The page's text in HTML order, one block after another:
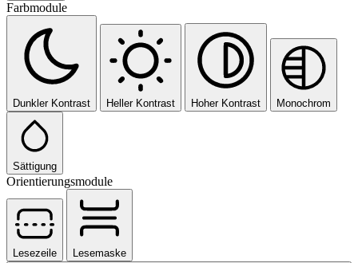
Farbmodule
Dunkler Kontrast Heller Kontrast Hoher Kontrast Monochrom
Sättigung
Orientierungsmodule
Lesezeile
Lesemaske